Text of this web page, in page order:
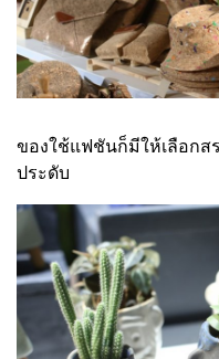
ของใช้แฟชันก็มีให้เลือกส
ประดับ